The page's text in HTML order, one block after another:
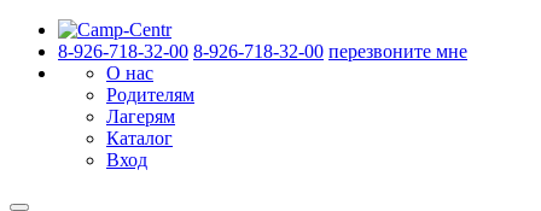
8-926-718-32-00 8-926-718-32-00 перезвоните мне
О нас
Родителям
Лагерям
Каталог
Вход